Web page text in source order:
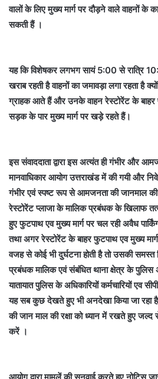
वालों के लिए मुख्य मार्ग पर दौड़ने वाले वाहनों के
सकती हैं ।
यह कि विशेषकर लगभग सायं 5:00 से रात्रि
खराब रहती है वाहनों का जमावड़ा लगा रहता है
ग्राहक आते हैं और उनके वाहन रेस्टोरेंट के बाहर
सड़क के पार मुख्य मार्ग पर खड़े रहते हैं।
इस संवाददाता द्वारा इस अत्यंत ही गंभीर और
मानवाधिकार आयोग उत्तराखंड में की गयी और
गंभीर एवं स्पष्ट रूप से आमजनता की जानमाल
रेस्टोरेंट प्लाजा के मालिक प्रबंधक के खिलाफ
हुए फुटपाथ एव मुख्य मार्ग पर चल रही अवैध
तथा अगर रेस्टोरेंट के बाहर फुटपाथ एव मुख्य
वजह से कोई भी दुर्घटना होती है तो उसकी समस्त
प्रबंधक मालिक एवं संबंधित थाना क्षेत्र के पुलिस
यातायात पुलिस के अधिकारियों कर्मचारियों एव
यह सब कुछ देखते हुए भी अनदेखा किया जा रहा
की जान माल की रक्षा को ध्यान में रखते हुए जल्द
करें ।
आयोग द्वारा मामलें की सुनवाई करते हुए नोटिस